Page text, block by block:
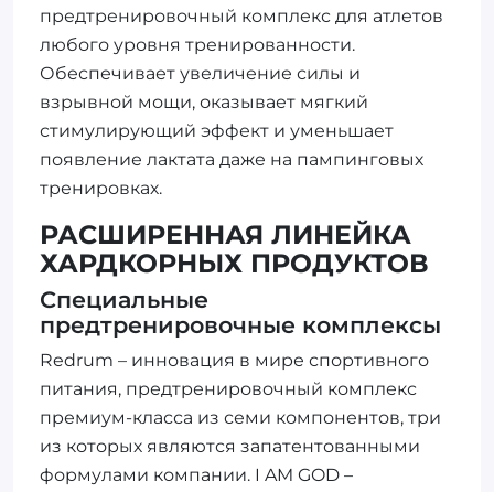
предтренировочный комплекс для атлетов
любого уровня тренированности.
Обеспечивает увеличение силы и
взрывной мощи, оказывает мягкий
стимулирующий эффект и уменьшает
появление лактата даже на пампинговых
тренировках.
РАСШИРЕННАЯ ЛИНЕЙКА
ХАРДКОРНЫХ ПРОДУКТОВ
Специальные
предтренировочные комплексы
Redrum – инновация в мире спортивного
питания, предтренировочный комплекс
премиум-класса из семи компонентов, три
из которых являются запатентованными
формулами компании. I AM GOD –